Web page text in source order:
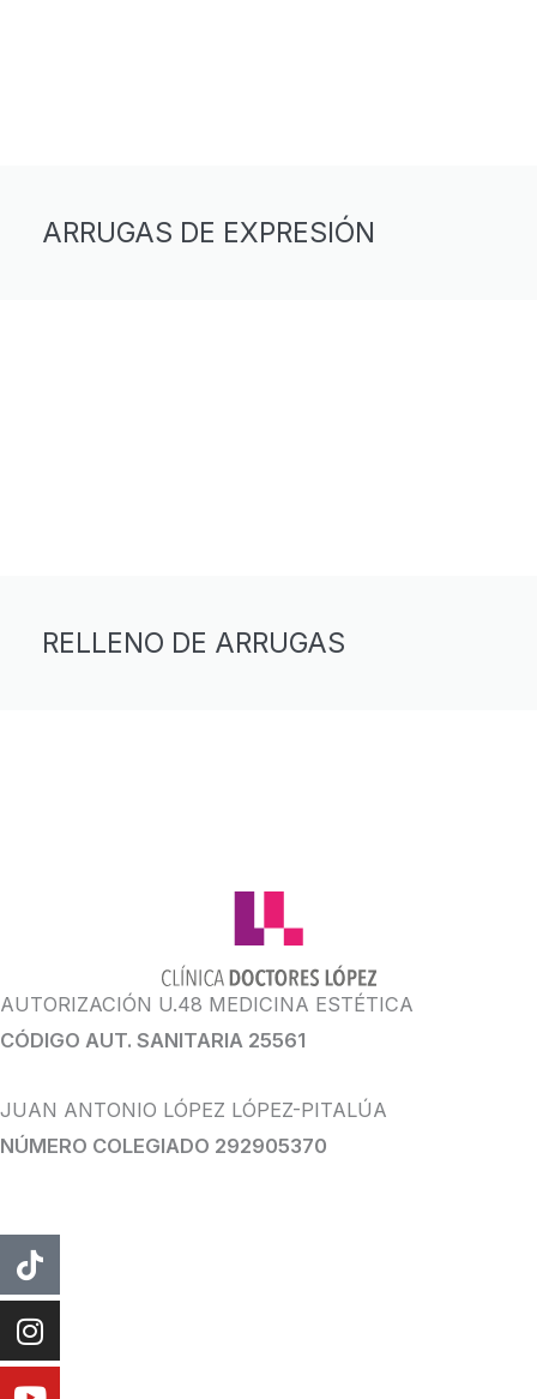
ARRUGAS DE EXPRESIÓN
RELLENO DE ARRUGAS
AUTORIZACIÓN U.48 MEDICINA ESTÉTICA
CÓDIGO AUT. SANITARIA 25561
JUAN ANTONIO LÓPEZ LÓPEZ-PITALÚA
NÚMERO COLEGIADO 292905370
Tiktok
Instagram
Youtube
Facebook
Whatsapp